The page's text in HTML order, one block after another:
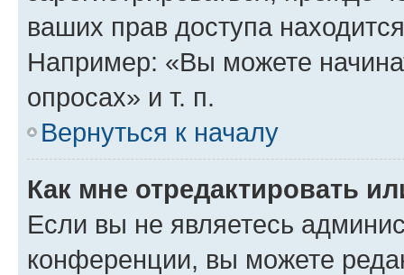
ваших прав доступа
Например: «Вы можете
опросах» и т. п.
Вернуться к началу
Как мне отредактировать
Если вы не являетесь
конференции, вы можете